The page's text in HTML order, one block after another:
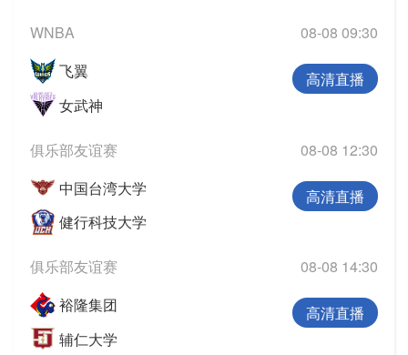
WNBA
08-08 09:30
飞翼
女武神
高清直播
俱乐部友谊赛
08-08 12:30
中国台湾大学
健行科技大学
高清直播
俱乐部友谊赛
08-08 14:30
裕隆集团
辅仁大学
高清直播